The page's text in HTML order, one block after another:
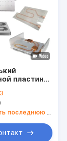
пластины
/
материал
Получить последнюю цену